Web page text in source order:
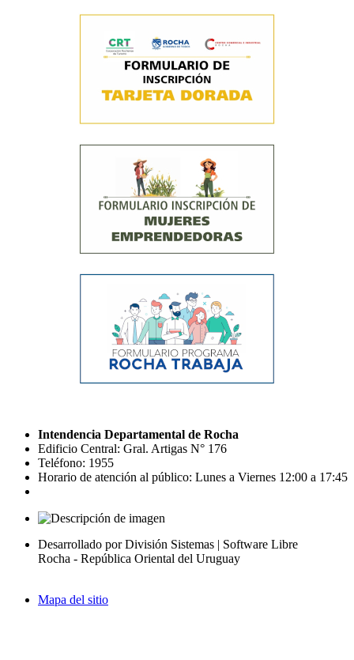
Intendencia Departamental de Rocha
Edificio Central: Gral. Artigas N° 176
Teléfono: 1955
Horario de atención al público: Lunes a Viernes 12:00 a 17:45
Desarrollado por División Sistemas | Software Libre
Rocha - República Oriental del Uruguay
Mapa del sitio